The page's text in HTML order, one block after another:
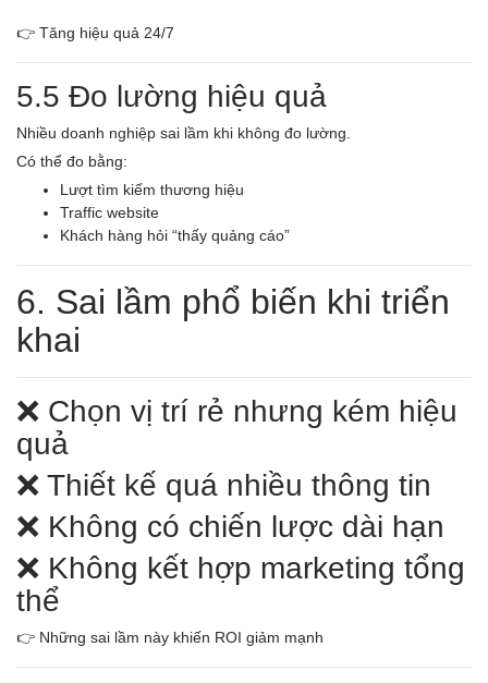
👉 Tăng hiệu quả 24/7
5.5 Đo lường hiệu quả
Nhiều doanh nghiệp sai lầm khi không đo lường.
Có thể đo bằng:
Lượt tìm kiếm thương hiệu
Traffic website
Khách hàng hỏi “thấy quảng cáo”
6. Sai lầm phổ biến khi triển
khai
❌ Chọn vị trí rẻ nhưng kém hiệu
quả
❌ Thiết kế quá nhiều thông tin
❌ Không có chiến lược dài hạn
❌ Không kết hợp marketing tổng
thể
👉 Những sai lầm này khiến ROI giảm mạnh